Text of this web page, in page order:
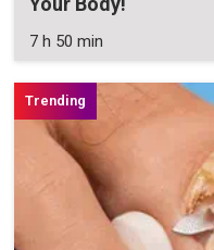
7 h 50 min